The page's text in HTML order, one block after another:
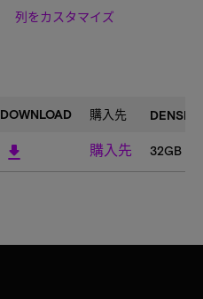
列をカスタマイズ
DOWNLOAD 購入先 DENSITY
download 購入先 32GB